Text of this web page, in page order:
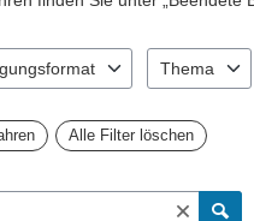
Thema
Alle Filter löschen